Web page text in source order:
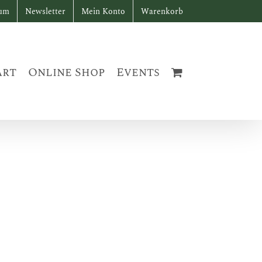
Newsletter Mein Konto Warenkorb
Online Shop Events